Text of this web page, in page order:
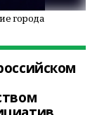
города